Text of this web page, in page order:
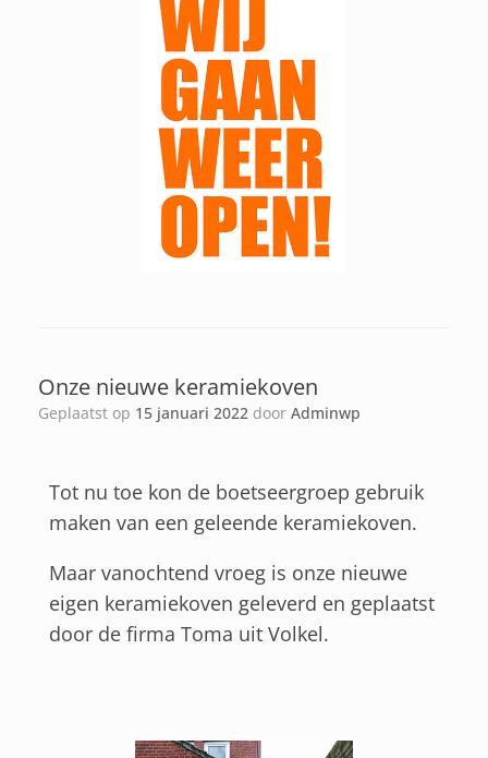
Onze nieuwe keramiekoven
Geplaatst op 15 januari 2022 door Adminwp
Tot nu toe kon de boetseergroep gebruik
maken van een geleende keramiekoven.
Maar vanochtend vroeg is onze nieuwe
eigen keramiekoven geleverd en geplaatst
door de firma Toma uit Volkel.